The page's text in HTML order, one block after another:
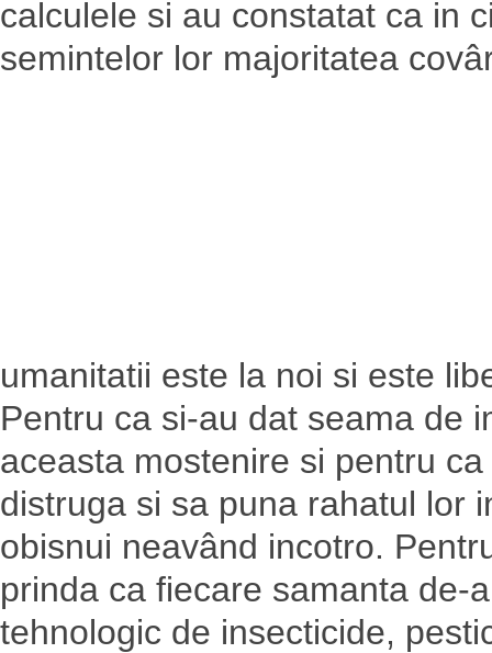
calculele si au constatat ca in
semintelor lor majoritatea
umanitatii este la noi si este
Pentru ca si-au dat seama de
aceasta mostenire si pentru
distruga si sa puna rahatul lor
obisnui neavând incotro.
prinda ca fiecare samanta de-
tehnologic de insecticide,